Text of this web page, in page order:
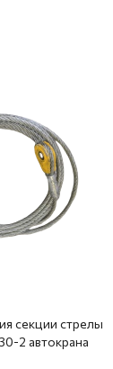
секции стрелы
2 автокрана